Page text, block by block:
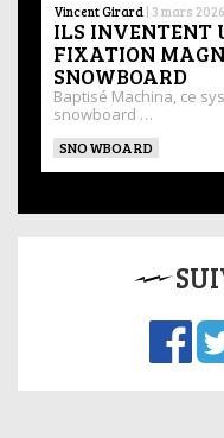
Vincent Girard | 3 mars 2026
ILS INVENTENT
FIXATION
SNOWBOARD
Baptisé Machina, ce
snowboard …
SNOWBOARD